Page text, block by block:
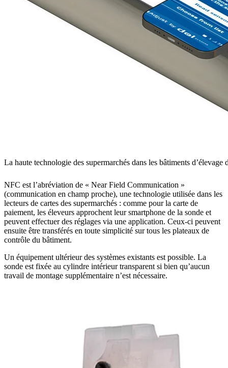
La haute technologie des supermarchés dans les bâtiments d’élevage
NFC est l’abréviation de « Near Field Communication »
(communication en champ proche), une technologie utilisée dans les
lecteurs de cartes des supermarchés : comme pour la carte de
paiement, les éleveurs approchent leur smartphone de la sonde et
peuvent effectuer des réglages via une application. Ceux-ci peuvent
ensuite être transférés en toute simplicité sur tous les plateaux de
contrôle du bâtiment.
Un équipement ultérieur des systèmes existants est possible. La
sonde est fixée au cylindre intérieur transparent si bien qu’aucun
travail de montage supplémentaire n’est nécessaire.